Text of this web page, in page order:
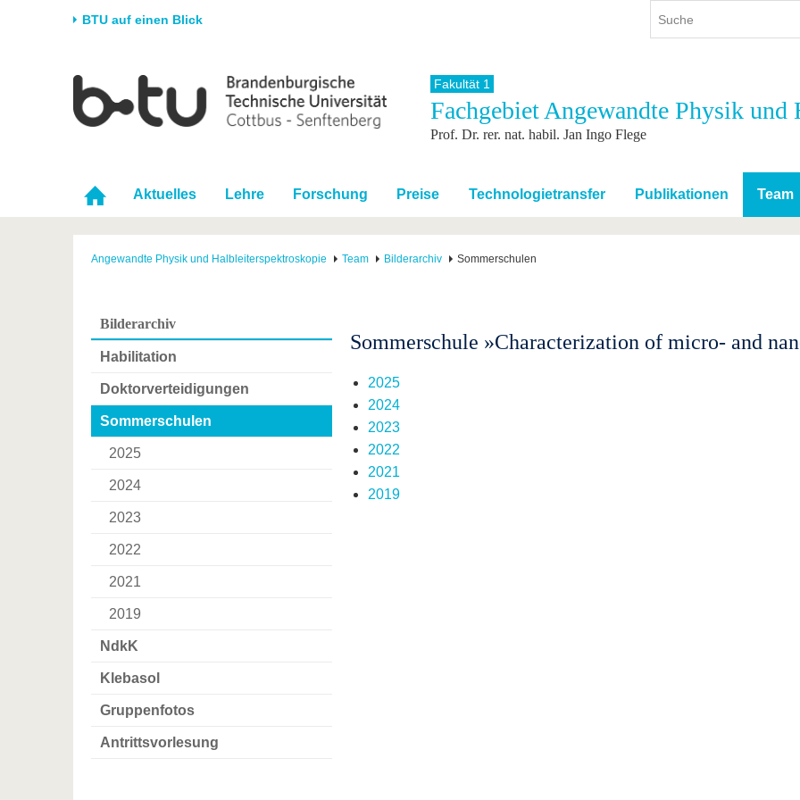
BTU auf einen Blick
Universität
Karriere & Engagement
Partnerschaften &
Strukturwandel
Forschung
Förderung
Wissenschaftlicher
Nachwuchs
Studium
Studienangebot
Im Studium
Nach dem Studium
International
Internationales Profil
Mit der BTU ins Ausland
Für internationale
Studierende
Kontakt
Weiterbildung
Fakultät 1
Fachgebiet Angewandte Physik
Prof. Dr. rer. nat. habil. Jan Ingo Flege
Aktuelles Lehre Forschung Preise Technologietransfer Publikationen Team
Angewandte Physik und Halbleiterspektroskopie Team Bilderarchiv Sommerschulen
Bilderarchiv
Habilitation
Doktorverteidigungen
Sommerschulen
2025
2024
2023
2022
2021
2019
NdkK
Klebasol
Gruppenfotos
Antrittsvorlesung
Sommerschule »Characterization of micro- and
2025
2024
2023
2022
2021
2019